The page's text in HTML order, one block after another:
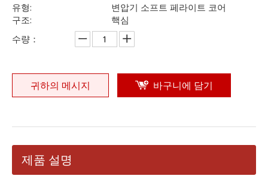
유형:
변압기 소프트 페라이트 코어
구조:
핵심
수량：
귀하의 메시지 바구니에 담기
제품 설명